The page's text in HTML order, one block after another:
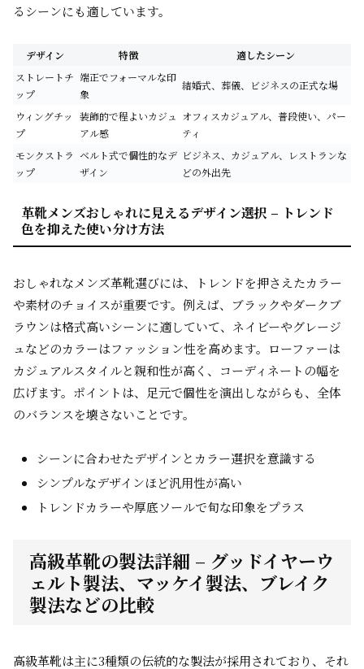
るシーンにも適しています。
デザイン 特徴
適したシーン
ストレートチ
ップ
端正でフォーマルな印
象
結婚式、葬儀、ビジネスの正式な場
ウィングチッ
プ
装飾的で程よいカジュ
アル感
オフィスカジュアル、普段使い、パー
ティ
モンクストラ
ップ
ベルト式で個性的なデ
ザイン
ビジネス、カジュアル、レストランな
どの外出先
革靴メンズおしゃれに見えるデザイン選択 – トレンド
色を抑えた使い分け方法
おしゃれなメンズ革靴選びには、トレンドを押さえたカラー
や素材のチョイスが重要です。例えば、ブラックやダークブ
ラウンは格式高いシーンに適していて、ネイビーやグレージ
ュなどのカラーはファッション性を高めます。ローファーは
カジュアルスタイルと親和性が高く、コーディネートの幅を
広げます。ポイントは、足元で個性を演出しながらも、全体
のバランスを壊さないことです。
シーンに合わせたデザインとカラー選択を意識する
シンプルなデザインほど汎用性が高い
トレンドカラーや厚底ソールで旬な印象をプラス
高級革靴の製法詳細 – グッドイヤーウ
ェルト製法、マッケイ製法、ブレイク
製法などの比較
高級革靴は主に3種類の伝統的な製法が採用されており、それ